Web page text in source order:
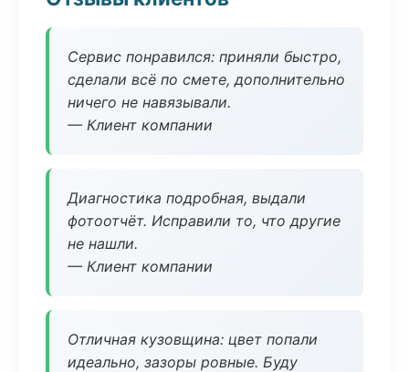
Сервис понравился: приняли быстро,
сделали всё по смете, дополнительно
ничего не навязывали.
— Клиент компании
Диагностика подробная, выдали
фотоотчёт. Исправили то, что другие
не нашли.
— Клиент компании
Отличная кузовщина: цвет попали
идеально, зазоры ровные. Буду